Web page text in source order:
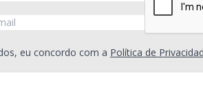
eu concordo com a Política de